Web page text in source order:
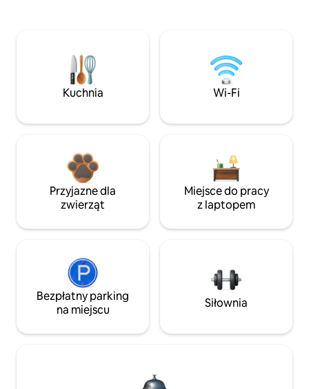
Kuchnia Wi-Fi
Przyjazne dla
zwierząt
Miejsce do pracy
z laptopem
Bezpłatny parking
na miejscu
Siłownia